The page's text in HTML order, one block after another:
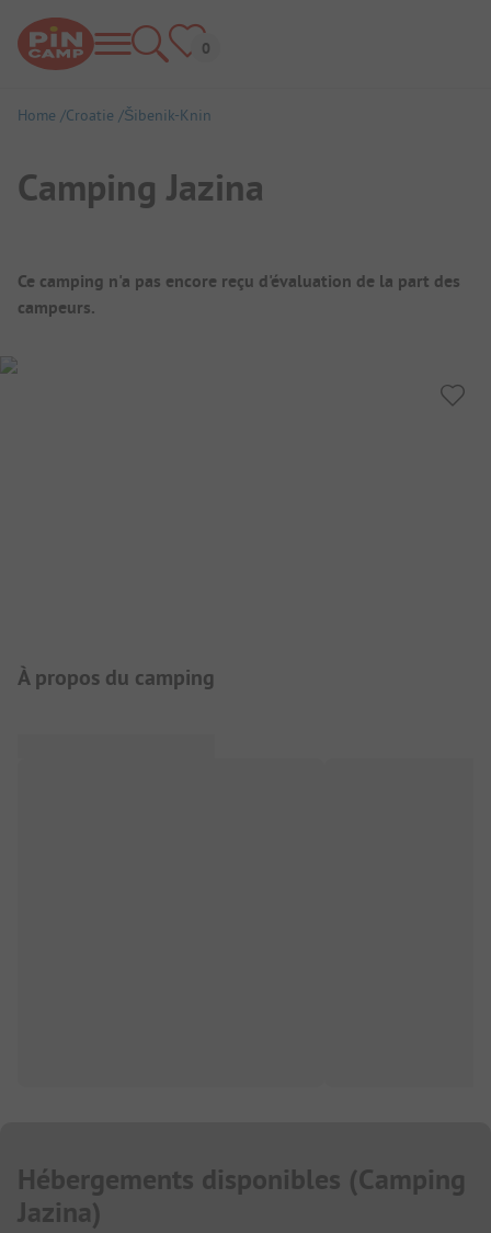
Home Croatie Šibenik-Knin
Camping Jazina
Aperçu du camping
Ce camping n'a pas encore reçu d'évaluation de la part des
campeurs.
Présentation du camping
À propos du camping
Hébergements disponibles (Camping
Jazina)